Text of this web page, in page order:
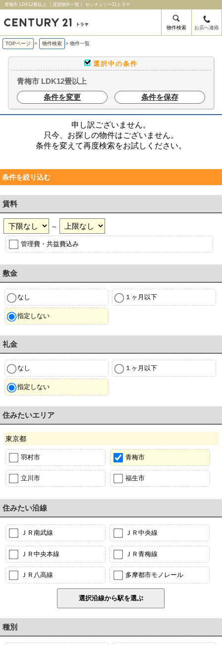
青梅市 LDK12畳以上 ｜賃貸物件一覧｜ センチュリー21トラヤ
物件検索 お店へ連絡
TOPページ > 物件検索 > 物件一覧
選択中の条件
青梅市 LDK12畳以上
条件を変更
条件を保存
申し訳ございません。
只今、お探しの物件はございません。
条件を変えて再度検索をお試しください。
条件を絞り込む
賃料
～
管理費・共益費込み
敷金
なし １ヶ月以下
指定しない
礼金
なし １ヶ月以下
指定しない
住みたいエリア
東京都
羽村市 青梅市
立川市 福生市
住みたい沿線
ＪＲ南武線 ＪＲ中央線
ＪＲ中央本線 ＪＲ青梅線
ＪＲ八高線 多摩都市モノレール
種別